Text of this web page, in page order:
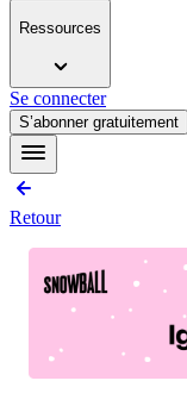
Ressources
Se connecter
S’abonner gratuitement
Retour